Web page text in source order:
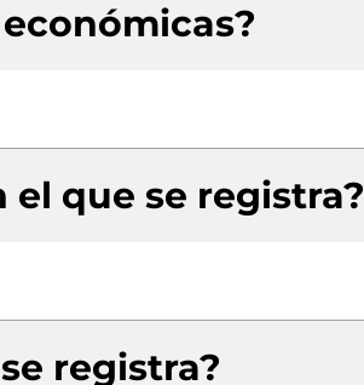
el que se registra?
registra?